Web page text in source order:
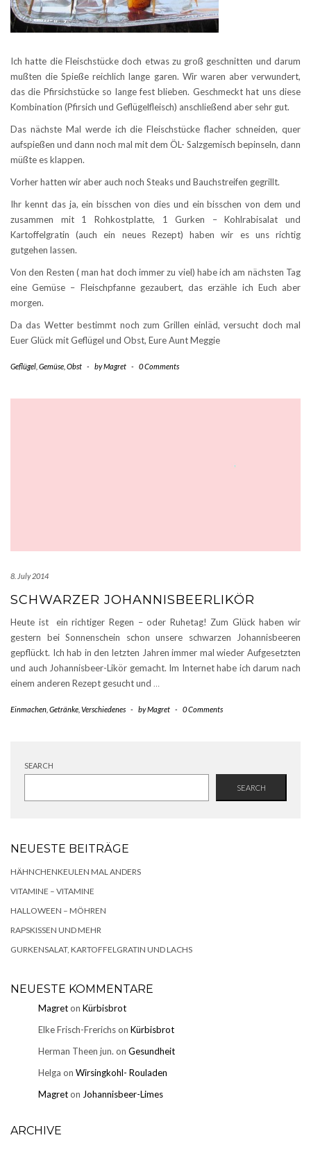
Ich hatte die Fleischstücke doch etwas zu groß geschnitten und darum
mußten die Spieße reichlich lange garen. Wir waren aber verwundert,
das die Pfirsichstücke so lange fest blieben. Geschmeckt hat uns diese
Kombination (Pfirsich und Geflügelfleisch) anschließend aber sehr gut.
Das nächste Mal werde ich die Fleischstücke flacher schneiden, quer
aufspießen und dann noch mal mit dem ÖL- Salzgemisch bepinseln, dann
müßte es klappen.
Vorher hatten wir aber auch noch Steaks und Bauchstreifen gegrillt.
Ihr kennt das ja, ein bisschen von dies und ein bisschen von dem und
zusammen mit 1 Rohkostplatte, 1 Gurken – Kohlrabisalat und
Kartoffelgratin (auch ein neues Rezept) haben wir es uns richtig
gutgehen lassen.
Von den Resten ( man hat doch immer zu viel) habe ich am nächsten Tag
eine Gemüse – Fleischpfanne gezaubert, das erzähle ich Euch aber
morgen.
Da das Wetter bestimmt noch zum Grillen einläd, versucht doch mal
Euer Glück mit Geflügel und Obst, Eure Aunt Meggie
Geflügel Gemüse Obst - byMagret - 0 Comments
8. July 2014
SCHWARZER JOHANNISBEERLIKÖR
Heute ist ein richtiger Regen – oder Ruhetag! Zum Glück haben wir
gestern bei Sonnenschein schon unsere schwarzen Johannisbeeren
gepflückt. Ich hab in den letzten Jahren immer mal wieder Aufgesetzten
und auch Johannisbeer-Likör gemacht. Im Internet habe ich darum nach
einem anderen Rezept gesucht und …
Einmachen Getränke Verschiedenes - byMagret - 0 Comments
SEARCH
SEARCH
NEUESTE BEITRÄGE
HÄHNCHENKEULEN MAL ANDERS
VITAMINE – VITAMINE
HALLOWEEN – MÖHREN
RAPSKISSEN UND MEHR
GURKENSALAT, KARTOFFELGRATIN UND LACHS
NEUESTE KOMMENTARE
Magreton Kürbisbrot
Elke Frisch-Frerichson Kürbisbrot
Herman Theen jun. on Gesundheit
Helga on Wirsingkohl- Rouladen
Magreton Johannisbeer-Limes
ARCHIVE